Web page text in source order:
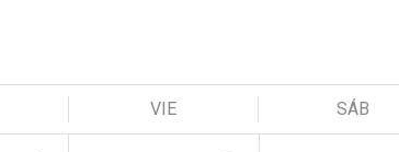
VIE SÁB